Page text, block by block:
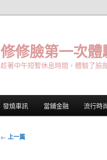
修修臉第一次
趁著中午短暫休息時間，體驗了臉
發燒車訊 當鋪金融 流行時
文
← 上一篇